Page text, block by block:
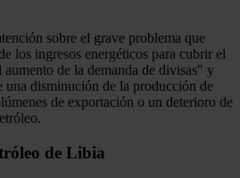
sobre el grave problema que
los ingresos energéticos para cubrir el
de la demanda de divisas" y
una disminución de la producción de
de exportación o un deterioro de
de Libia